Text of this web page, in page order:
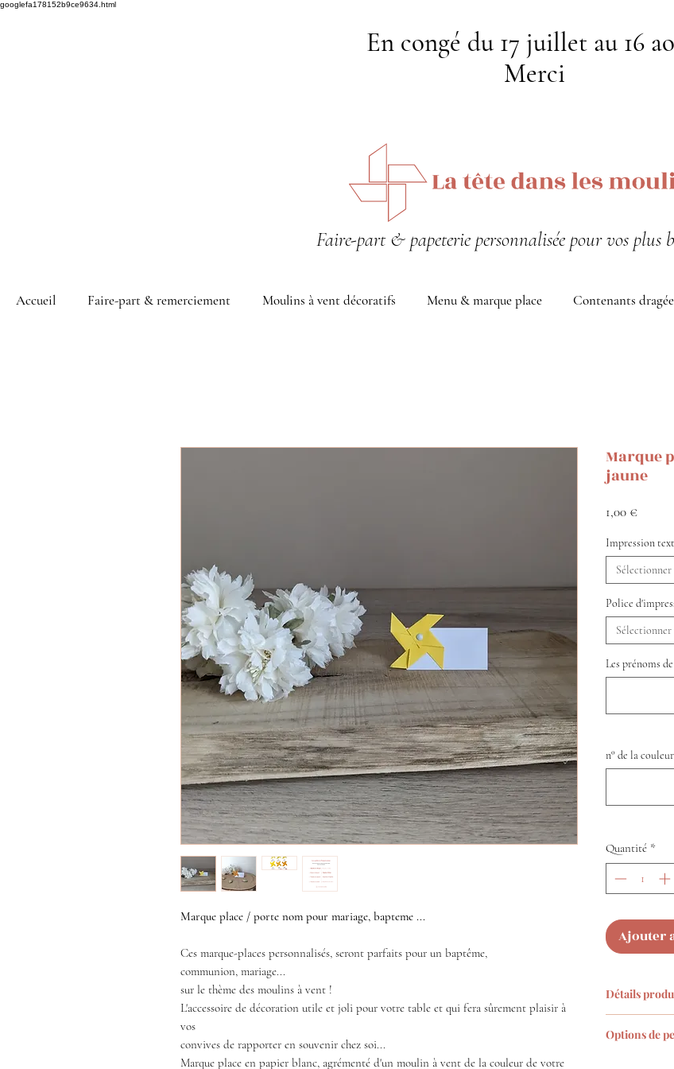
googlefa178152b9ce9634.html
En congé du 17 juillet au 16
Merci
Faire-part & papeterie personnalisée pour vos plus
Accueil Faire-part & remerciement Moulins à vent décoratifs Menu & marque place Contenants
Marque place / porte nom pour mariage, bapteme ...
Ces marque-places personnalisés, seront parfaits pour un baptême,
communion, mariage...
sur le thème des moulins à vent !
L'accessoire de décoration utile et joli pour votre table et qui fera sûrement plaisir à
vos
convives de rapporter en souvenir chez soi...
Marque place en papier blanc, agrémenté d'un moulin à vent de la couleur de votre
Marque
jaune
1,00 €Prix
Impression
Sélectionner
Police
Sélectionner
Les prénoms
n° de la
Quantité *
Ajouter
Détails
(4 cm de
Options de